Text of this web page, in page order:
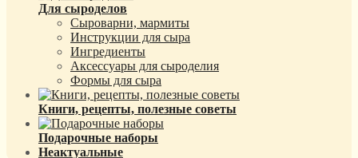
Для сыроделов
Сыроварни, мармиты
Инструкции для сыра
Ингредиенты
Аксессуары для сыроделия
Формы для сыра
Книги, рецепты, полезные советы
Подарочные наборы
Неактуальные